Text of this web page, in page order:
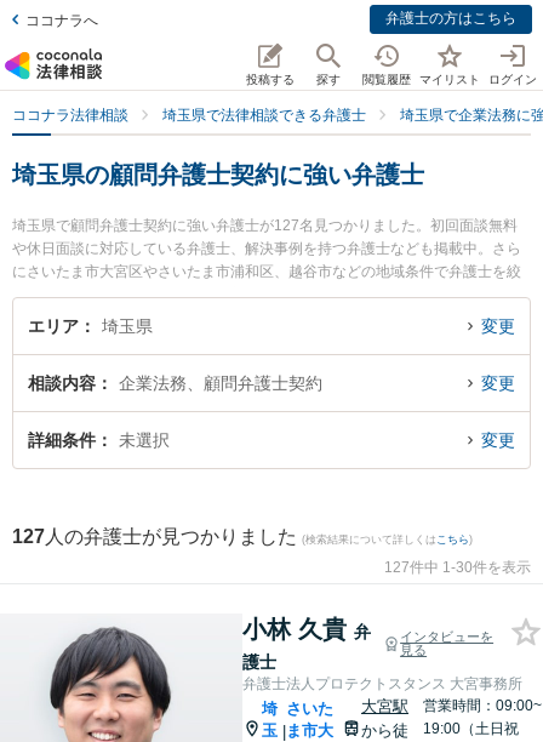
ココナラへ 弁護士の方はこちら
投稿する 探す 閲覧履歴 マイリスト ログイン
ココナラ法律相談 埼玉県で法律相談できる弁護士 埼玉県で企業法務に
埼玉県の顧問弁護士契約に強い弁護士
埼玉県で顧問弁護士契約に強い弁護士が127名見つかりました。初回面談無料
や休日面談に対応している弁護士、解決事例を持つ弁護士なども掲載中。さら
にさいたま市大宮区やさいたま市浦和区、越谷市などの地域条件で弁護士を絞
り込めます。企業法務に関係する顧問弁護士契約や契約書作成・リーガルチェ
ック、雇用契約書・就業規則作成等の細かな分野での絞り込み検索もでき便利
プロフィール情報や弁護士費用、強みなどが注目されています。『埼玉県で土
日や夜間に発生した顧問弁護士契約のトラブルを今すぐに弁護士に相談した
い』『顧問弁護士契約のトラブル解決の実績豊富な近くの弁護士を検索した
エリア 埼玉県 変更
相談内容 企業法務、顧問弁護士契約 変更
詳細条件 未選択 変更
127 人の弁護士が見つかりました (検索結果について詳しくは こちら)
127件中 1-30件を表示
小林 久貴 弁
護士
インタビューを
見る
弁護士法人プロテクトスタンス 大宮事務所
埼
玉 |
さいた
ま市大
大宮駅
から徒
営業時間：09:00~
19:00（土日祝